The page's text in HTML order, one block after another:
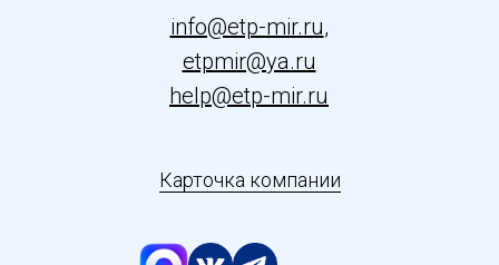
Карточка компании
info@etp-mir.ru,
etpmir@ya.ru
help@etp-mir.ru